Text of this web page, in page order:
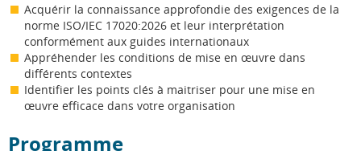
Acquérir la connaissance approfondie des exigences de la
norme ISO/IEC 17020:2026 et leur interprétation
conformément aux guides internationaux
Appréhender les conditions de mise en œuvre dans
différents contextes
Identifier les points clés à maitriser pour une mise en
œuvre efficace dans votre organisation
Programme